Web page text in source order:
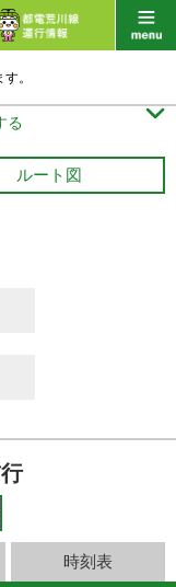
。
る 
ルート図
時刻表